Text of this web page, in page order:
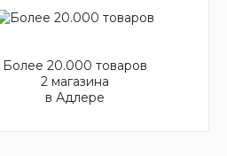
Более 20.000 товаров
2 магазина
в Адлере